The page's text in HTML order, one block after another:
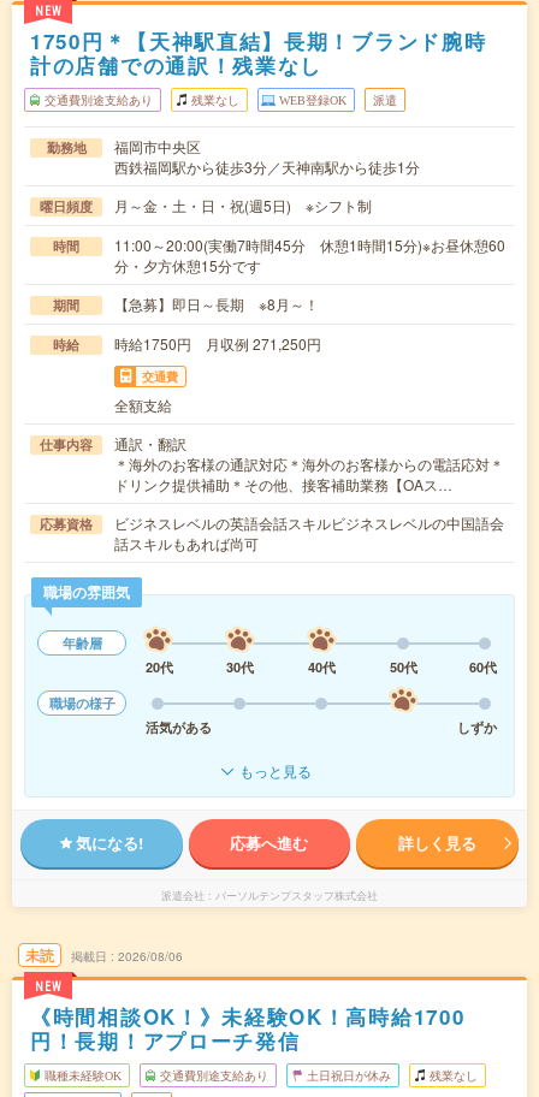
NEW
1750円＊【天神駅直結】長期！ブランド腕時
計の店舗での通訳！残業なし
交通費別途支給あり 残業なし WEB登録OK 派遣
勤務地
福岡市中央区
西鉄福岡駅から徒歩3分／天神南駅から徒歩1分
曜日頻度 月～金・土・日・祝(週5日) ※シフト制
時間
11:00～20:00(実働7時間45分 休憩1時間15分)※お昼休憩60
分・夕方休憩15分です
期間 【急募】即日～長期 ※8月～！
時給 時給1750円 月収例 271,250円
交通費
全額支給
仕事内容
通訳・翻訳
＊海外のお客様の通訳対応＊海外のお客様からの電話応対＊
ドリンク提供補助＊その他、接客補助業務【OAス…
応募資格
ビジネスレベルの英語会話スキルビジネスレベルの中国語会
話スキルもあれば尚可
職場の雰囲気
年齢層
20代
30代 40代 50代
60代
職場の様子
活気がある
しずか
もっと見る
気になる! 応募へ進む 詳しく見る
派遣会社 パーソルテンプスタッフ株式会社
未読
NEW
掲載日 2026/08/06
《時間相談OK！》未経験OK！高時給1700
円！長期！アプローチ発信
職種未経験OK 交通費別途支給あり 土日祝日が休み 残業なし